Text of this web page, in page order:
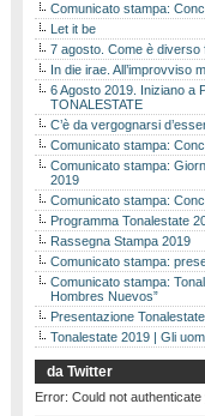
Comunicato stampa:
Let it be
7 agosto. Come è diverso
In die irae. All’improvviso
6 Agosto 2019. Iniziano a
TONALESTATE
C’è da vergognarsi
Comunicato stampa:
Comunicato stampa:
2019
Comunicato stampa:
Programma Tonalestate
Rassegna Stampa 2019
Comunicato stampa:
Comunicato stampa:
Hombres Nuevos”
Presentazione
Tonalestate 2019 | Gli
da Twitter
Error: Could not authenticate